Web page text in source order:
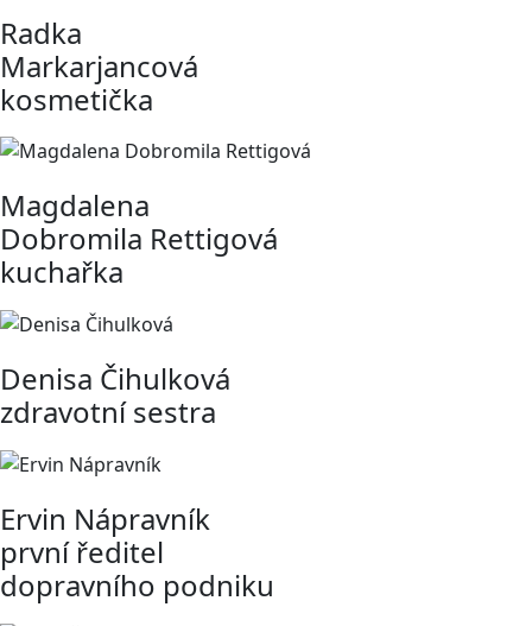
Radka
Markarjancová
kosmetička
Magdalena
Dobromila Rettigová
kuchařka
Denisa Čihulková
zdravotní sestra
Ervin Nápravník
první ředitel
dopravního podniku